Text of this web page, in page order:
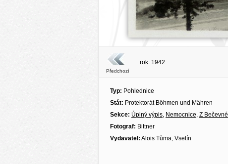
Předchozí
rok: 1942
Typ: Pohlednice
Stát: Protektorát Böhmen und Mähren
Sekce: Úplný výpis, Nemocnice, Z Bečevné
Fotograf: Bittner
Vydavatel: Alois Tůma, Vsetín